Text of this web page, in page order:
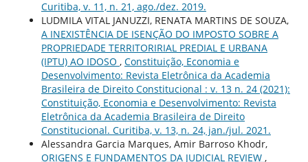
Curitiba, v. 11, n. 21, ago./dez. 2019.
LUDMILA VITAL JANUZZI, RENATA MARTINS DE SOUZA,
A INEXISTÊNCIA DE ISENÇÃO DO IMPOSTO SOBRE A
PROPRIEDADE TERRITORIRIAL PREDIAL E URBANA
(IPTU) AO IDOSO , Constituição, Economia e
Desenvolvimento: Revista Eletrônica da Academia
Brasileira de Direito Constitucional : v. 13 n. 24 (2021):
Constituição, Economia e Desenvolvimento: Revista
Eletrônica da Academia Brasileira de Direito
Constitucional. Curitiba, v. 13, n. 24, jan./jul. 2021.
Alessandra Garcia Marques, Amir Barroso Khodr,
ORIGENS E FUNDAMENTOS DA JUDICIAL REVIEW ,